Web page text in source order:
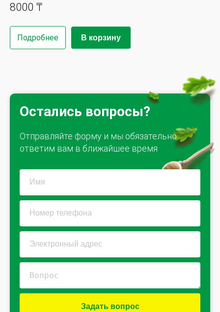
8000 ₸
Подробнее В корзину
Остались вопросы?
Отправляйте форму и мы обязательно
ответим вам в ближайшее время
Задать вопрос